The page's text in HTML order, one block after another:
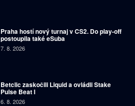
Praha hostí nový turnaj v CS2. Do play-off
postoupila také eSuba
7. 8. 2026
Betclic zaskočili Liquid a ovládli Stake
Pulse Beat I
6. 8. 2026